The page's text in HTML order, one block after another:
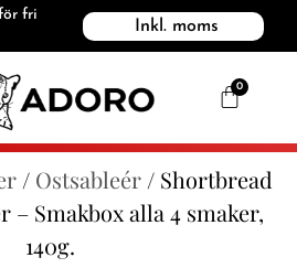
fri
Inkl. moms
0
/ Ostsableér/ Shortbread
– Smakbox alla 4 smaker,
140g.